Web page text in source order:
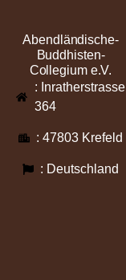
Abendländische-
Buddhisten-
Collegium e.V.
: Inratherstrasse
364
: 47803 Krefeld
: Deutschland